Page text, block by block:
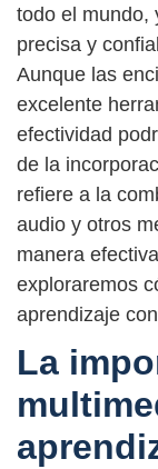
todo el mundo,
precisa y
Aunque las
excelente
efectividad
de la
refiere a la
audio y otros
manera
exploraremos
aprendizaje
La